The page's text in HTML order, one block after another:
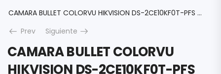
CAMARA BULLET COLORVU HIKVISION DS-2CE10KF0T-PFS 3K 5MP 2960 X 1665 TURBO HD LENTE 2.8MM 3D-DNR IR 20MTS AUDIO MIC METAL IP67 EXTERIOR IP67 DS-2CE10KF0T-PFS
Prev
Siguiente
CAMARA BULLET COLORVU
HIKVISION DS-2CE10KF0T-PFS